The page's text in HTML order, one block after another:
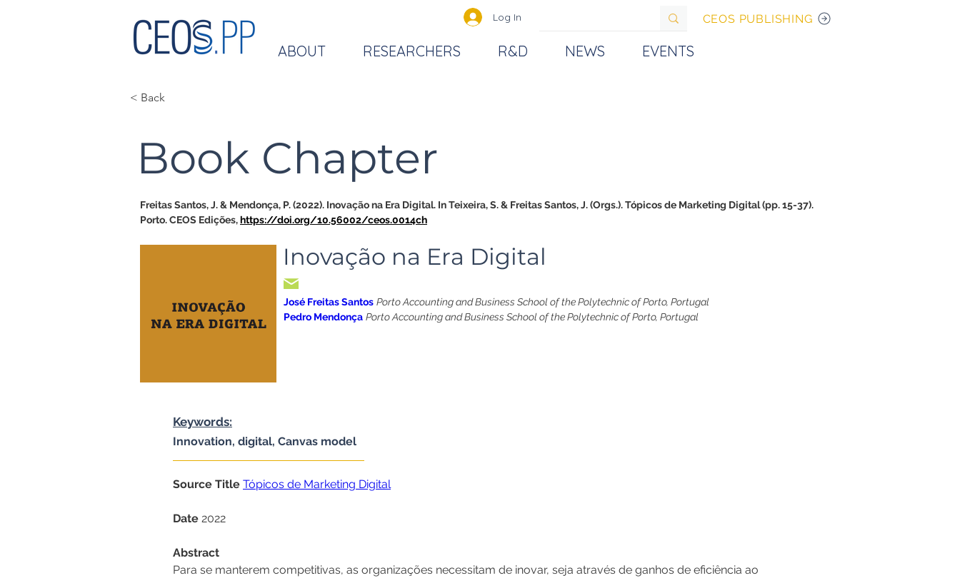
Log In CEOS PUBLISHING
ABOUT RESEARCHERS R&D NEWS EVENTS
< Back
Book Chapter
Freitas Santos, J. & Mendonça, P. (2022). Inovação na Era Digital. In Teixeira, S. & Freitas Santos, J. (Orgs.). Tópicos de Marketing Digital (pp. 15-37).
Porto. CEOS Edições, https://doi.org/10.56002/ceos.0014ch
Inovação na Era Digital
José Freitas Santos Porto Accounting and Business School of the Polytechnic of Porto, Portugal
Pedro Mendonça Porto Accounting and Business School of the Polytechnic of Porto, Portugal
Keywords:
Innovation, digital, Canvas model
Source Title Tópicos de Marketing Digital
Date 2022
Abstract
Para se manterem competitivas, as organizações necessitam de inovar, seja através de ganhos de eficiência ao